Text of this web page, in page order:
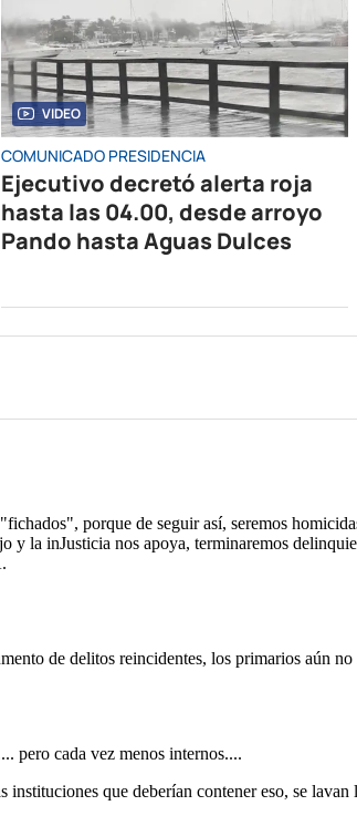
VIDEO
COMUNICADO PRESIDENCIA
Ejecutivo decretó alerta roja
hasta las 04.00, desde arroyo
Pando hasta Aguas Dulces